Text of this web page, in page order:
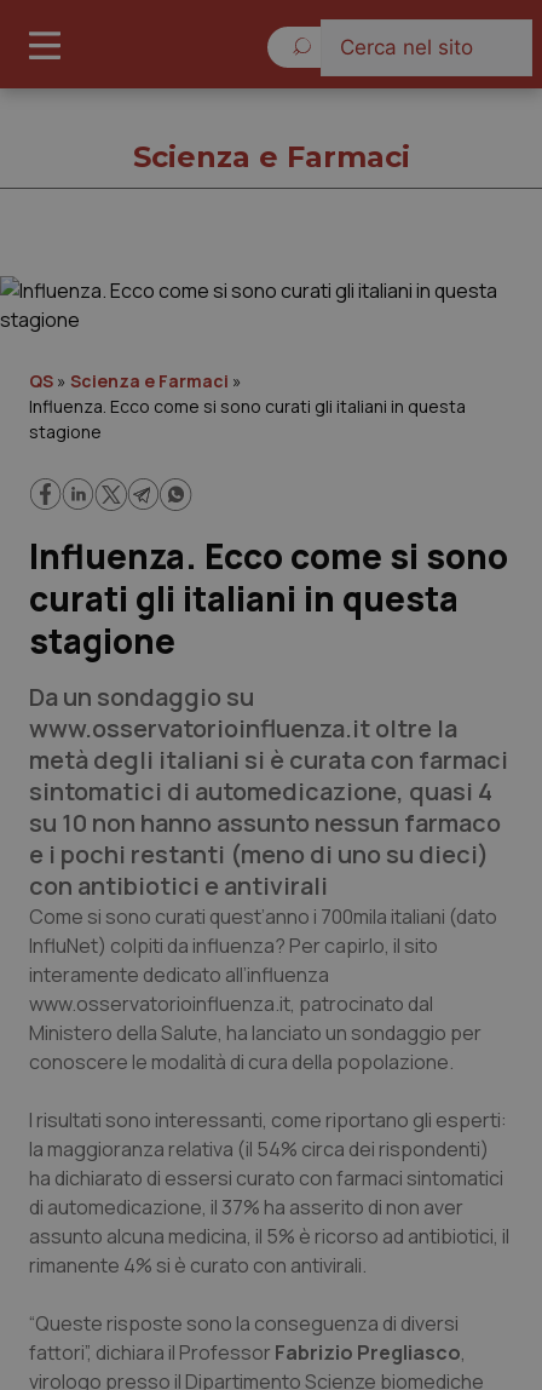
Governo e Parlamento
Regioni e Asl
Lavoro e Professioni
Scienza e Farmaci
Studi e Analisi
Lettere al direttore
Edizioni Regionali
QS Pro
Professionisti Sanitari.AI
Abruzzo
Basilicata
Campania
Emilia-Romagna
Lazio
QS Pro Gold
Artrite & artrosi
Car-T
Colesterolo & coronaropatie
Diabete & glucometri
QS Club Newsletter
Scienza e Farmaci
QS » Scienza e Farmaci »
Influenza. Ecco come si sono curati gli italiani in questa
stagione
Influenza. Ecco come si sono
curati gli italiani in questa
stagione
Da un sondaggio su
www.osservatorioinfluenza.itoltre la
metà degli italiani si è curata con farmaci
sintomatici di automedicazione, quasi 4
su 10 non hanno assunto nessun farmaco
e i pochi restanti (meno di uno su dieci)
con antibiotici e antivirali
Come si sono curati quest’anno i 700mila italiani (dato
InfluNet) colpiti da influenza? Per capirlo, il sito
interamente dedicato all’influenza
www.osservatorioinfluenza.it, patrocinato dal
Ministero della Salute, ha lanciato un sondaggio per
conoscere le modalità di cura della popolazione.
I risultati sono interessanti, come riportano gli esperti:
la maggioranza relativa (il 54% circa dei rispondenti)
ha dichiarato di essersi curato con farmaci sintomatici
di automedicazione, il 37% ha asserito di non aver
assunto alcuna medicina, il 5% è ricorso ad antibiotici, il
rimanente 4% si è curato con antivirali.
“Queste risposte sono la conseguenza di diversi
fattori”, dichiara il Professor Fabrizio Pregliasco,
virologo presso il Dipartimento Scienze biomediche